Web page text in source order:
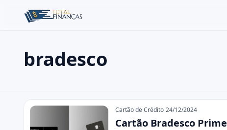
Buscar no site
Pressione Enter para buscar ou ESC para fechar.
bradesco
bradesco Cartão de Crédito 24/12/2024
Cartão Bradesco